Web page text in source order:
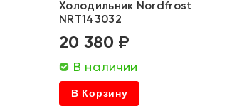
Холодильник Nordfrost
NRT143032
20 380 ₽
В наличии
В Корзину